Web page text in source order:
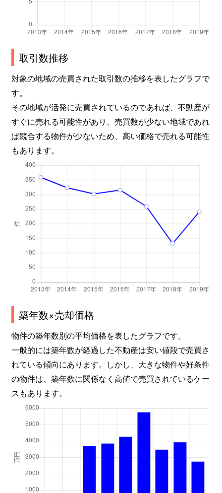
淀木津町
淀木津町
650万円
淀
淀際目町
淀美豆町
1,500万円
淀
淀美豆町
板橋学区
4,700万円
丹波橋
板橋学区
板橋学区
板橋学区
3,900万円
板橋学区
3,800万円
丹波橋
板橋学区
伏見桃山
板橋学区
板橋学区
3,300万円
伏見桃山
板橋学区
板橋学区
2,500万円
伏見桃山
板橋学区
2,500万円
伏見桃山
板橋学区
3,500万円
伏見桃山
板橋学区
2,200万円
伏見桃山
950万円
板橋学区
2,300万円
伏見桃山
取引数推移
対象の地域の売買された取引数の推移を表したグラフで
す。
その地域が活発に売買されているのであれば、不動産が
すぐに売れる可能性があり、売買数が少ない地域であれ
ば競合する物件が少ないため、高い価格で売れる可能性
もあります。
築年数×売却価格
物件の築年数別の平均価格を表したグラフです。
一般的には築年数が経過した不動産は安い値段で売買さ
れている傾向にあります。しかし、大きな物件や好条件
の物件は、築年数に関係なく高値で売買されているケー
スもあります。